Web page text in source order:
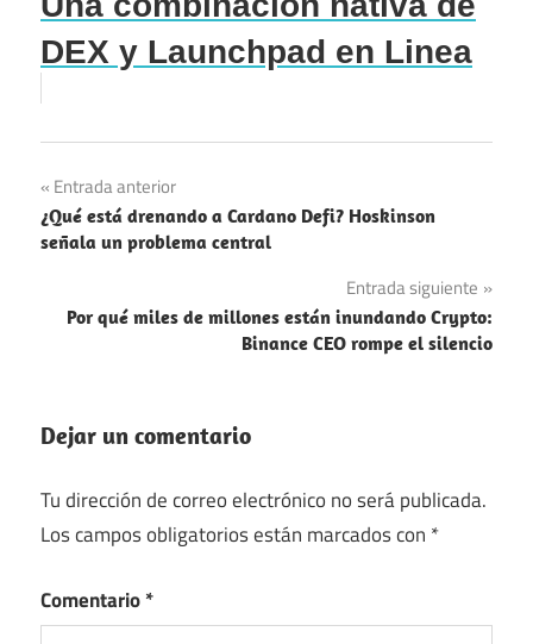
DEX y Launchpad en Linea
Navegación
de
Entrada anterior
¿Qué está drenando a Cardano Defi? Hoskinson
señala un problema central
Entrada siguiente
Por qué miles de millones están inundando Crypto:
Binance CEO rompe el silencio
Dejar un comentario
Tu dirección de correo electrónico no será publicada.
Los campos obligatorios están marcados con *
Comentario*